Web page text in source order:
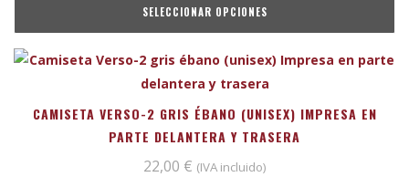
SELECCIONAR OPCIONES
CAMISETA VERSO-2 GRIS ÉBANO (UNISEX) IMPRESA EN
PARTE DELANTERA Y TRASERA
22,00 € (IVA incluido)